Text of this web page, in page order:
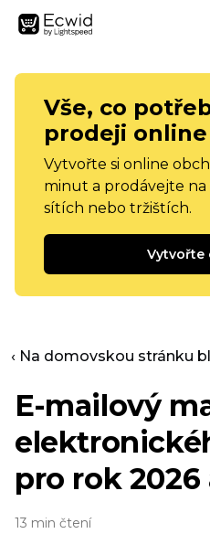
Vše, co
prodeji online
Vytvořte si online
minut a prodávejte na
sítích nebo tržištích.
Vytvořte
‹ Na domovskou stránku
E-mailový
pro rok 2026
13 min čtení